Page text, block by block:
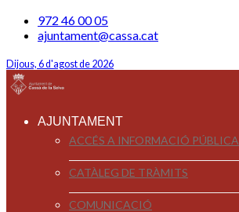
972 46 00 05
ajuntament@cassa.cat
Dijous, 6 d'agost de 2026
AJUNTAMENT
ACCÉS A INFORMACIÓ PÚBLICA
CATÀLEG DE TRÀMITS
COMUNICACIÓ